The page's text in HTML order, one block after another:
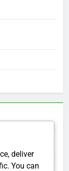
deliver
You can